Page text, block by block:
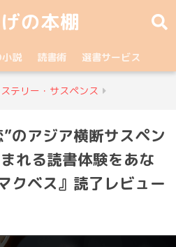
の本棚
説 読書術 選書サービス
テリー・サスペンス
”のアジア横断サスペン
れる読書体験をあな
ベス』読了レビュー